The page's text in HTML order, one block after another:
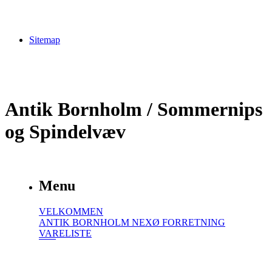
Sitemap
Antik Bornholm / Sommernips
og Spindelvæv
Menu
VELKOMMEN
ANTIK BORNHOLM NEXØ FORRETNING
VARELISTE